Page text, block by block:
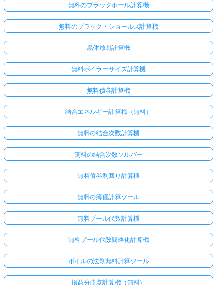
無料のブラックホール計算機
無料のブラック・ショールズ計算機
黒体放射計算機
無料ボイラーサイズ計算機
無料債券計算機
結合エネルギー計算機（無料）
無料の結合次数計算機
無料の結合次数ソルバー
無料債券利回り計算機
無料の簿価計算ツール
無料ブール代数計算機
無料ブール代数簡略化計算機
ボイルの法則無料計算ツール
損益分岐点計算機（無料）